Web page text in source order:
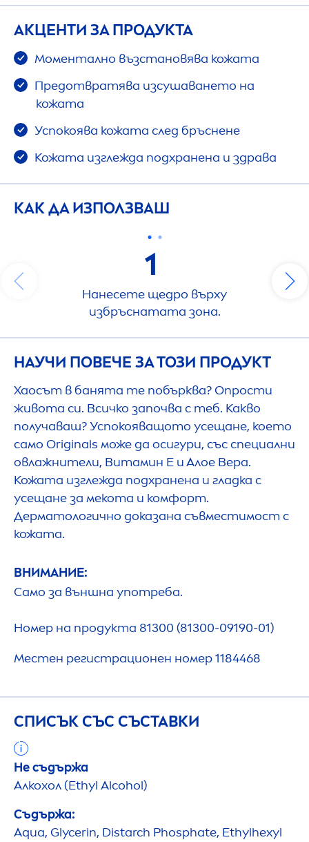
АКЦЕНТИ ЗА ПРОДУКТА
Моментално възстановява кожата
Предотвратява изсушаването на
кожата
Успокоява кожата след бръснене
Кожата изглежда подхранена и здрава
КАК ДА ИЗПОЛЗВАШ
1
Нанесете щедро върху
избръснатата зона.
НАУЧИ ПОВЕЧЕ ЗА ТОЗИ ПРОДУКТ
Хаосът в банята те побърква? Опрости
живота си. Всичко започва с теб. Какво
получаваш? Успокояващото усещане, което
само Originals може да осигури, със специални
овлажнители, Витамин Е и Алое Вера.
Кожата изглежда подхранена и гладка с
усещане за мекота и комфорт.
Дерматологично доказана съвместимост с
кожата.
ВНИМАНИЕ:
Само за външна употреба.
Номер на продукта 81300 (81300-09190-01)
Местен регистрационен номер 1184468
СПИСЪК СЪС СЪСТАВКИ
Не съдържа
Алкохол (Ethyl Alcohol)
Съдържа:
Aqua, Glycerin, Distarch Phosphate, Ethylhexyl